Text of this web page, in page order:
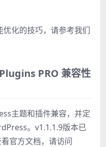
化的技巧，请参考我们
PRO 兼容性
主题和插件兼容，并定
。v1.1.1.9版本已
官方文档，请访问